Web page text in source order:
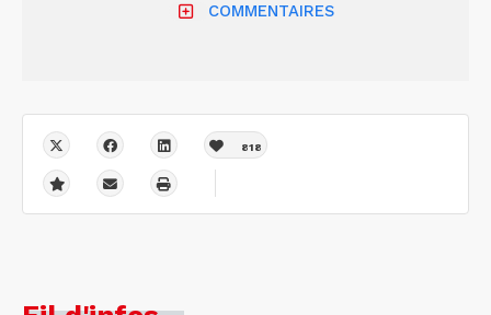
COMMENTAIRES
818